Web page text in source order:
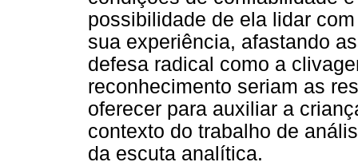
possibilidade de ela lidar
sua experiência, afastando
defesa radical como a
reconhecimento seriam as
oferecer para auxiliar a
contexto do trabalho de
da escuta analítica.